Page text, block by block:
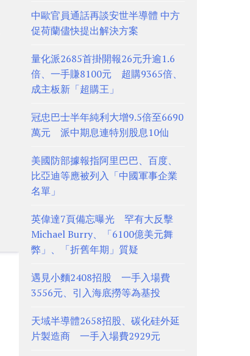
中歐官員通話再談安世半導體 中方
促荷蘭儘快提出解決方案
量化派2685首掛開報26元升逾1.6
倍、一手賺8100元 超購9365倍、
成主板新「超購王」
冠忠巴士半年純利大增9.5倍至6690
萬元 派中期息連特別股息10仙
美國防部據報指阿里巴巴、百度、
比亞迪等應被列入「中國軍事企業
名單」
英偉達7頁備忘曝光 罕有大反擊
Michael Burry、「6100億美元舞
弊」、「折舊年期」質疑
遇見小麵2408招股 一手入場費
3556元、引入海底撈等為基投
天域半導體2658招股、碳化硅外延
片製造商 一手入場費2929元